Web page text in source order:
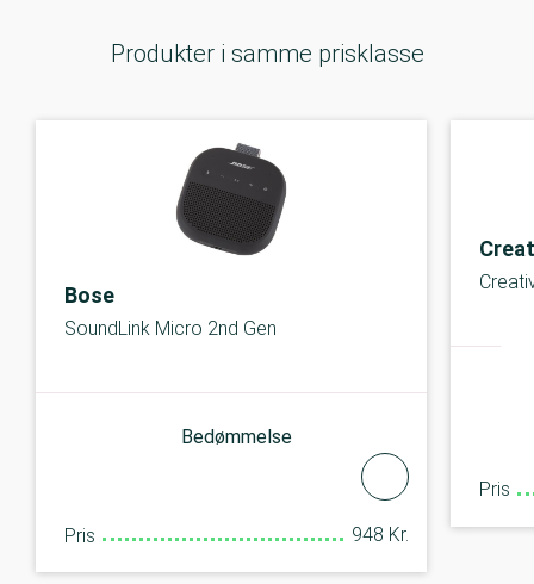
Produkter i samme prisklasse
Bose
SoundLink Micro 2nd Gen
Bedømmelse
Pris 948 Kr.
Pris